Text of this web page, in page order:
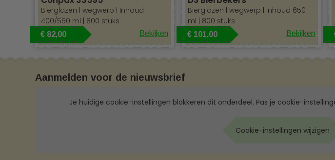
Bierglazen | wegwerp | Inhoud
400/550 ml | 800 stuks
€ 82,00 Bekijken
Bierglazen | wegwerp | Inhoud 650
ml | 800 stuks
€ 101,00 Bekijken
Aanmelden voor de nieuwsbrief
Je huidige cookie-instellingen blokkeren dit onderdeel. Pas je cookie-
Cookie-instellingen wijzigen